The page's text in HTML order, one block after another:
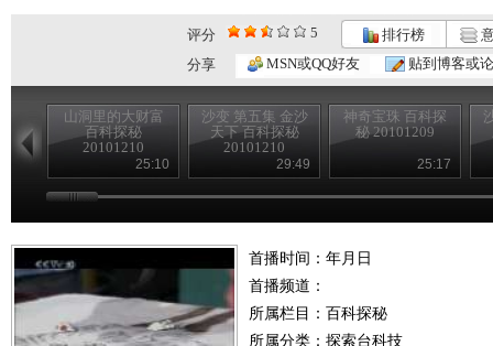
评分 5 排行榜
分享
MSN或QQ好友 贴到博客或
山洞里的大财富
百科探秘
20101210
25:10
沙变 第五集 金沙
天下 百科探秘
20101210
29:49
神奇宝珠 百科探
秘 20101209
25:17
首播时间：年月日
首播频道：
所属栏目： 百科探秘
所属分类：探索台科技